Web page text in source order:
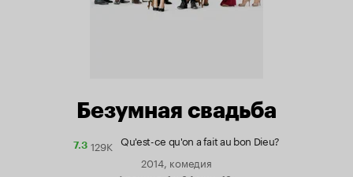
Безумная свадьба
7.3Рейтинг
129K Qu'est-ce qu'on a fait au bon Dieu?
2014, комедия